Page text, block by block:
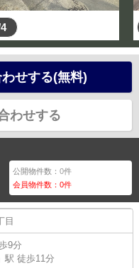
せする(無料)
わせする
公開物件数：0件
会員物件数：0件
目
9分
駅 徒歩11分